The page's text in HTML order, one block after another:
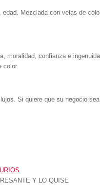
Mezclada con velas de
moralidad, confianza e
color.
Si quiere que su negocio
Y LO QUISE